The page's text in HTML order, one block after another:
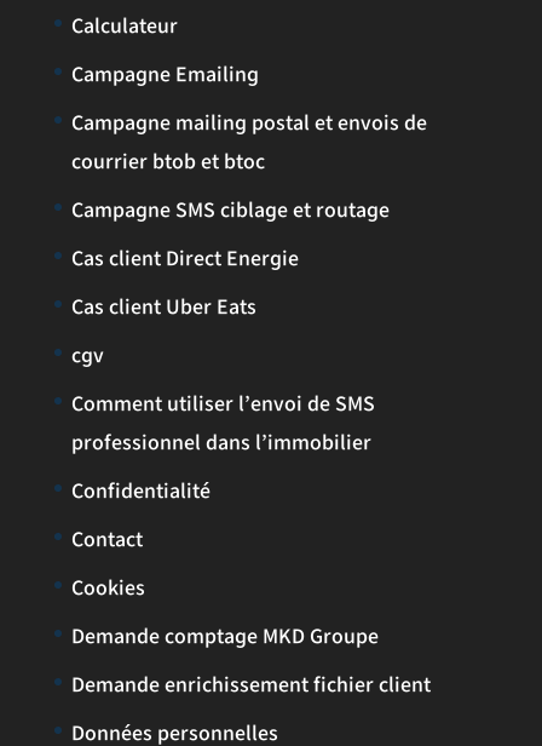
Calculateur
Campagne Emailing
Campagne mailing postal et envois de
courrier btob et btoc
Campagne SMS ciblage et routage
Cas client Direct Energie
Cas client Uber Eats
cgv
Comment utiliser l’envoi de SMS
professionnel dans l’immobilier
Confidentialité
Contact
Cookies
Demande comptage MKD Groupe
Demande enrichissement fichier client
Données personnelles